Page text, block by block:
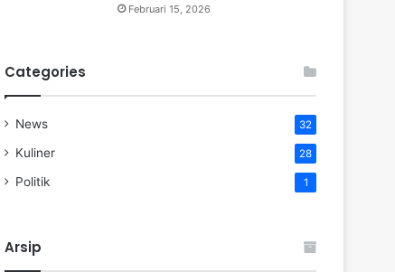
Februari 15, 2026
Categories
News 32
Kuliner 28
Politik 1
Arsip